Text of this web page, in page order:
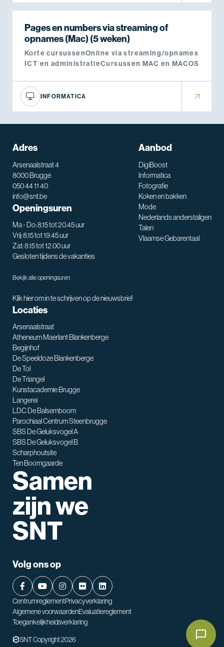
Pages en numbers via streaming of
opnames (Mac) (5 weken)
Korte cursussenOnline via streaming/opnames
ICT en administratieCursussen MAC en MACOS
INFORMATICA
Adres
Arsenaalstraat 4
8000 Brugge
050 44 11 40
info@snt.be
Openingsuren
Ma - Do: 8.15 tot 20.45 uur
Vrij: 8.15 tot 19.45 uur
Zat: 8.15 tot 12.00 uur
Gesloten tijdens de vakanties
Bekijk alle openingsuren
Klik hier om in te schrijven op de nieuwsbrief
Aanbod
DigiBoost
Informatica
Fotografie
Koken en bakken
Mode
Nederlands anderstaligen
Talen
Vlaamse Gebarentaal
Locaties
Arsenaalstraat
Atheneum Maerlant Blankenberge
Begijnhof
De Speeldoze Blankenberge
De Tol
De Triangel
Kunstacademie Brugge
Langerei
LDC De Balsemboom
Parochiaal Centrum Steenbrugge
SBS De Geluksvogel A
SBS De Geluksvogel B
Scharphoutsite
Ten Boomgaarde
Samen
zijn we
SNT
Volg ons op
CentrumreglementPrivacyverklaring
Algemene voorwaardenEvaluatiereglement
Toegankelijkheidsverklaring
SNT Copyright 2026
SNT assistent
Waarmee kan ik je helpen?